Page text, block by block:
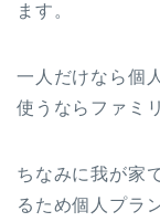
ます。
一人だけなら個
使うならファミ
ちなみに我が家
るため個人プラ